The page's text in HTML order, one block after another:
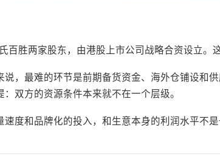
胜两家股东，由港股上市公司战略合资设立。
说，最难的环节是前期备货资金、海外仓铺设和
双方的资源条件本来就不在一个层级。
度和品牌化的投入，和生意本身的利润水平不